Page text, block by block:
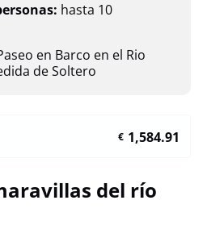
hasta 10
en Barco en el Rio
de Soltero
€ 1,584.91
del río